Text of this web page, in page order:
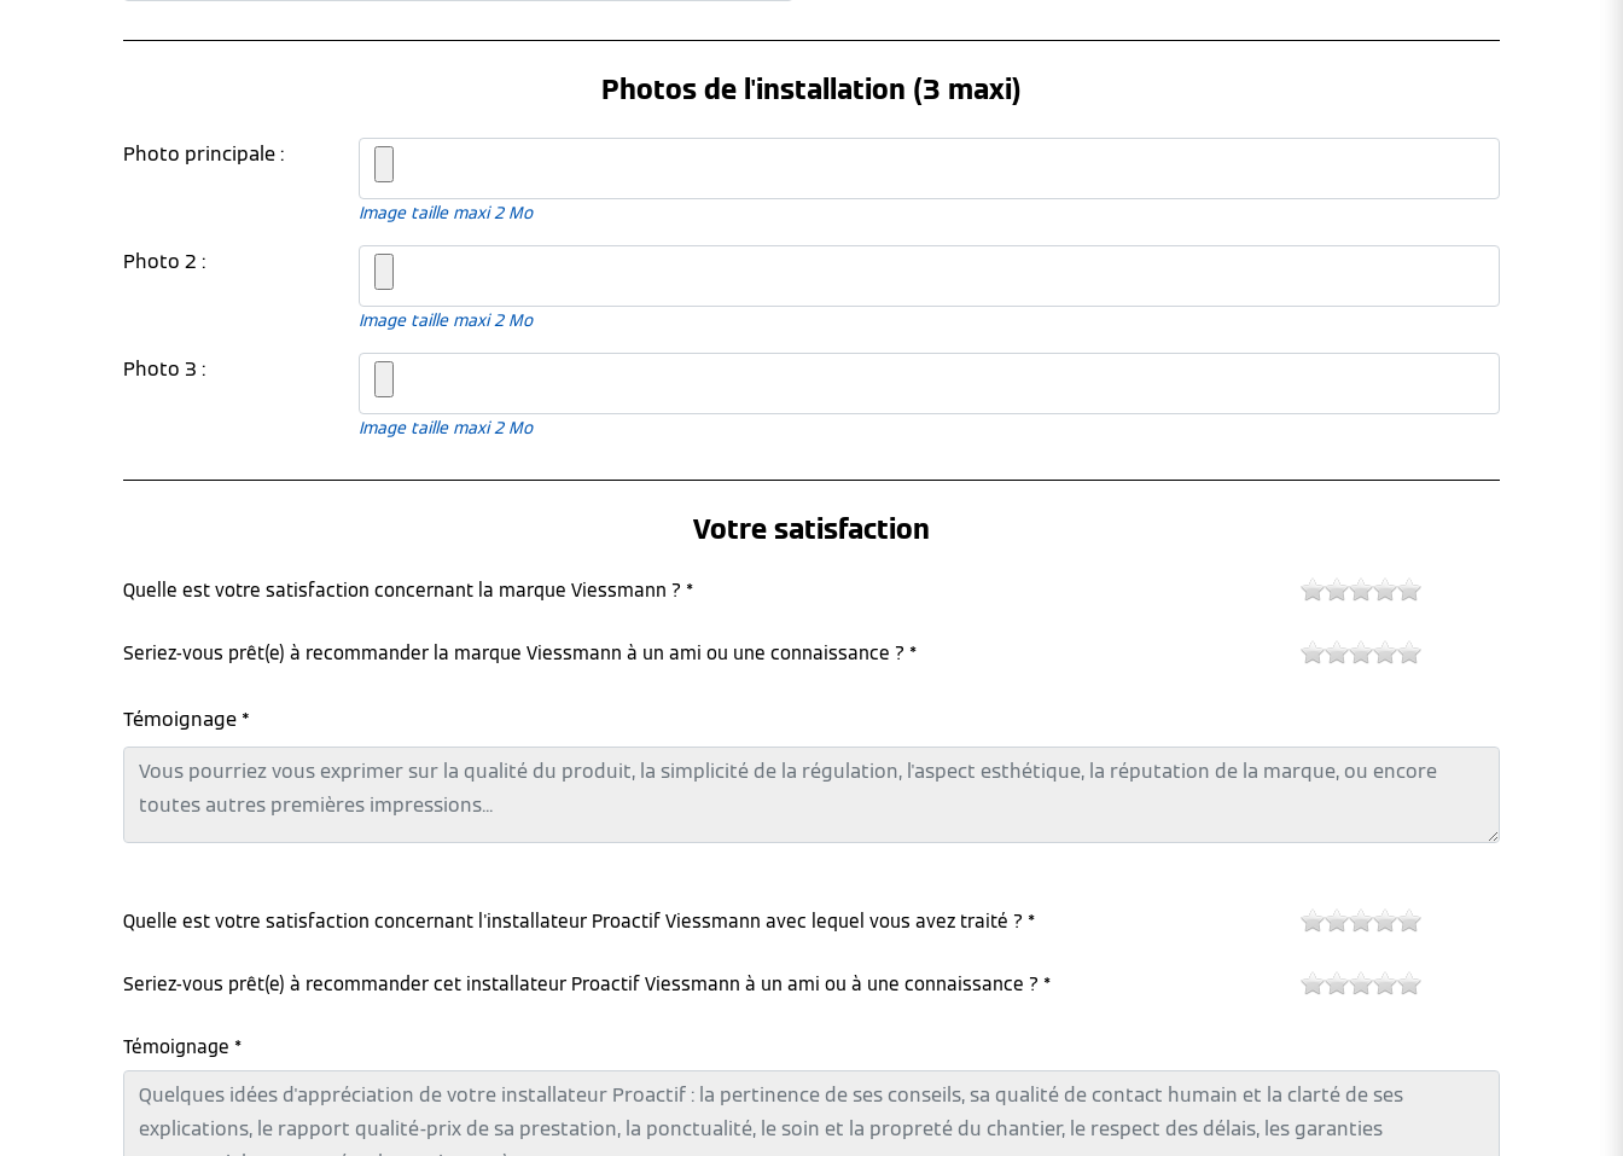
Photos de l'installation (3 maxi)
Photo principale :
Image taille maxi 2 Mo
Photo 2 :
Image taille maxi 2 Mo
Photo 3 :
Image taille maxi 2 Mo
Votre satisfaction
Quelle est votre satisfaction concernant la marque Viessmann ? *
Seriez-vous prêt(e) à recommander la marque Viessmann à un ami ou une connaissance ? *
Témoignage *
Quelle est votre satisfaction concernant l'installateur Proactif Viessmann avec lequel vous avez traité ? *
Seriez-vous prêt(e) à recommander cet installateur Proactif Viessmann à un ami ou à une connaissance ? *
Témoignage *